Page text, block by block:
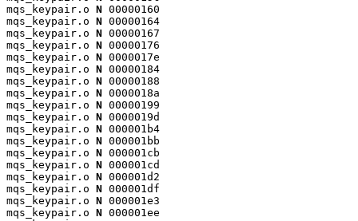
mqs_keypair.o N 00000160
mqs_keypair.o N 00000164
mqs_keypair.o N 00000167
mqs_keypair.o N 00000176
mqs_keypair.o N 0000017e
mqs_keypair.o N 00000184
mqs_keypair.o N 00000188
mqs_keypair.o N 0000018a
mqs_keypair.o N 00000199
mqs_keypair.o N 0000019d
mqs_keypair.o N 000001b4
mqs_keypair.o N 000001bb
mqs_keypair.o N 000001cb
mqs_keypair.o N 000001cd
mqs_keypair.o N 000001d2
mqs_keypair.o N 000001df
mqs_keypair.o N 000001e3
mqs_keypair.o N 000001ee